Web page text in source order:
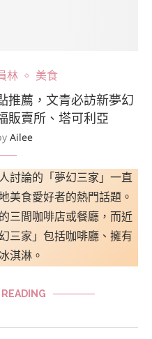
林 美食
推薦，文青必訪新夢幻
販賣所、塔可利亞
Ailee
討論的「夢幻三家」一直
美食愛好者的熱門話題。
三間咖啡店或餐廳，而近
三家」包括咖啡廳、擁有
淇淋。